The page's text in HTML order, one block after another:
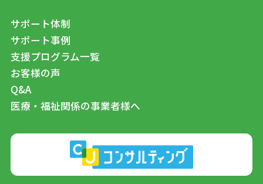
サポート体制
サポート事例
支援プログラム一覧
お客様の声
Q&A
医療・福祉関係の事業者様へ